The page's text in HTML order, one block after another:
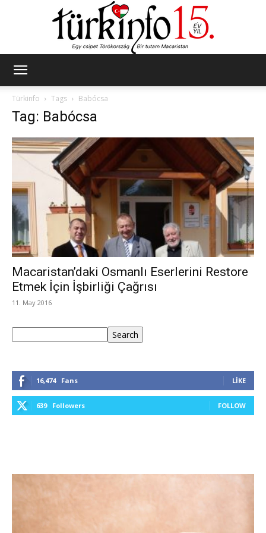
Türkinfo
Tags Babócsa
Tag: Babócsa
Macaristan’daki Osmanlı Eserlerini Restore
Etmek İçin İşbirliği Çağrısı
11. May 2016
Search
16,474 Fans LIKE
639 Followers FOLLOW